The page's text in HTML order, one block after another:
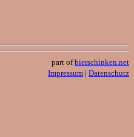
part ofbierschinken.net
Impressum | Datenschutz